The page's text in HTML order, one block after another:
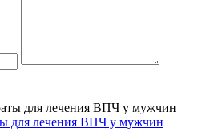
для лечения ВПЧ у мужчин